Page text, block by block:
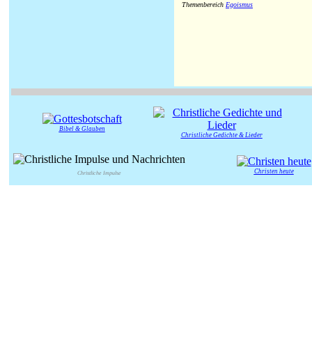
Themenbereich Egoismus
Bibel & Glauben
Christliche Gedichte & Lieder
Christliche Impulse Christen heute